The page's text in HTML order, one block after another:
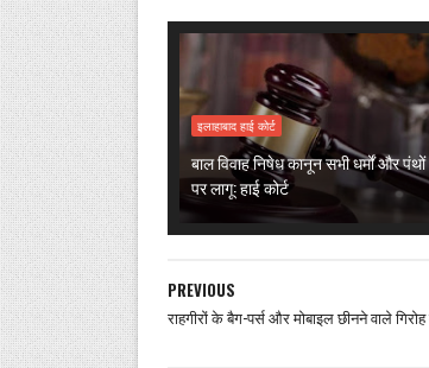
इलाहाबाद हाई कोर्ट
बाल विवाह निषेध कानून सभी धर्मों और पंथों
पर लागू: हाई कोर्ट
PREVIOUS
राहगीरों के बैग-पर्स और मोबाइल छीनने वाले